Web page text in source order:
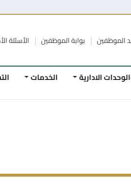
بوابة الموظفين الأسئلة الأكثر تكرار
الخدمات التشريعات